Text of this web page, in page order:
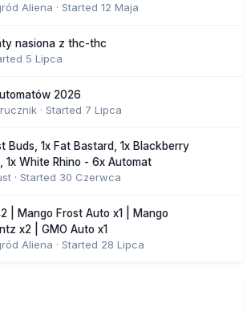
Aliena · Started 12 Maja
nasiona z thc-thc
5 Lipca
2026
· Started 7 Lipca
Buds, 1x Fat Bastard, 1x Blackberry
1x White Rhino - 6x Automat
· Started 30 Czerwca
| Mango Frost Auto x1 | Mango
x2 | GMO Auto x1
Aliena · Started 28 Lipca